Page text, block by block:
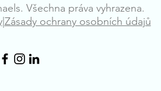
Všechna práva vyhrazena.
|Zásady ochrany osobních údajů